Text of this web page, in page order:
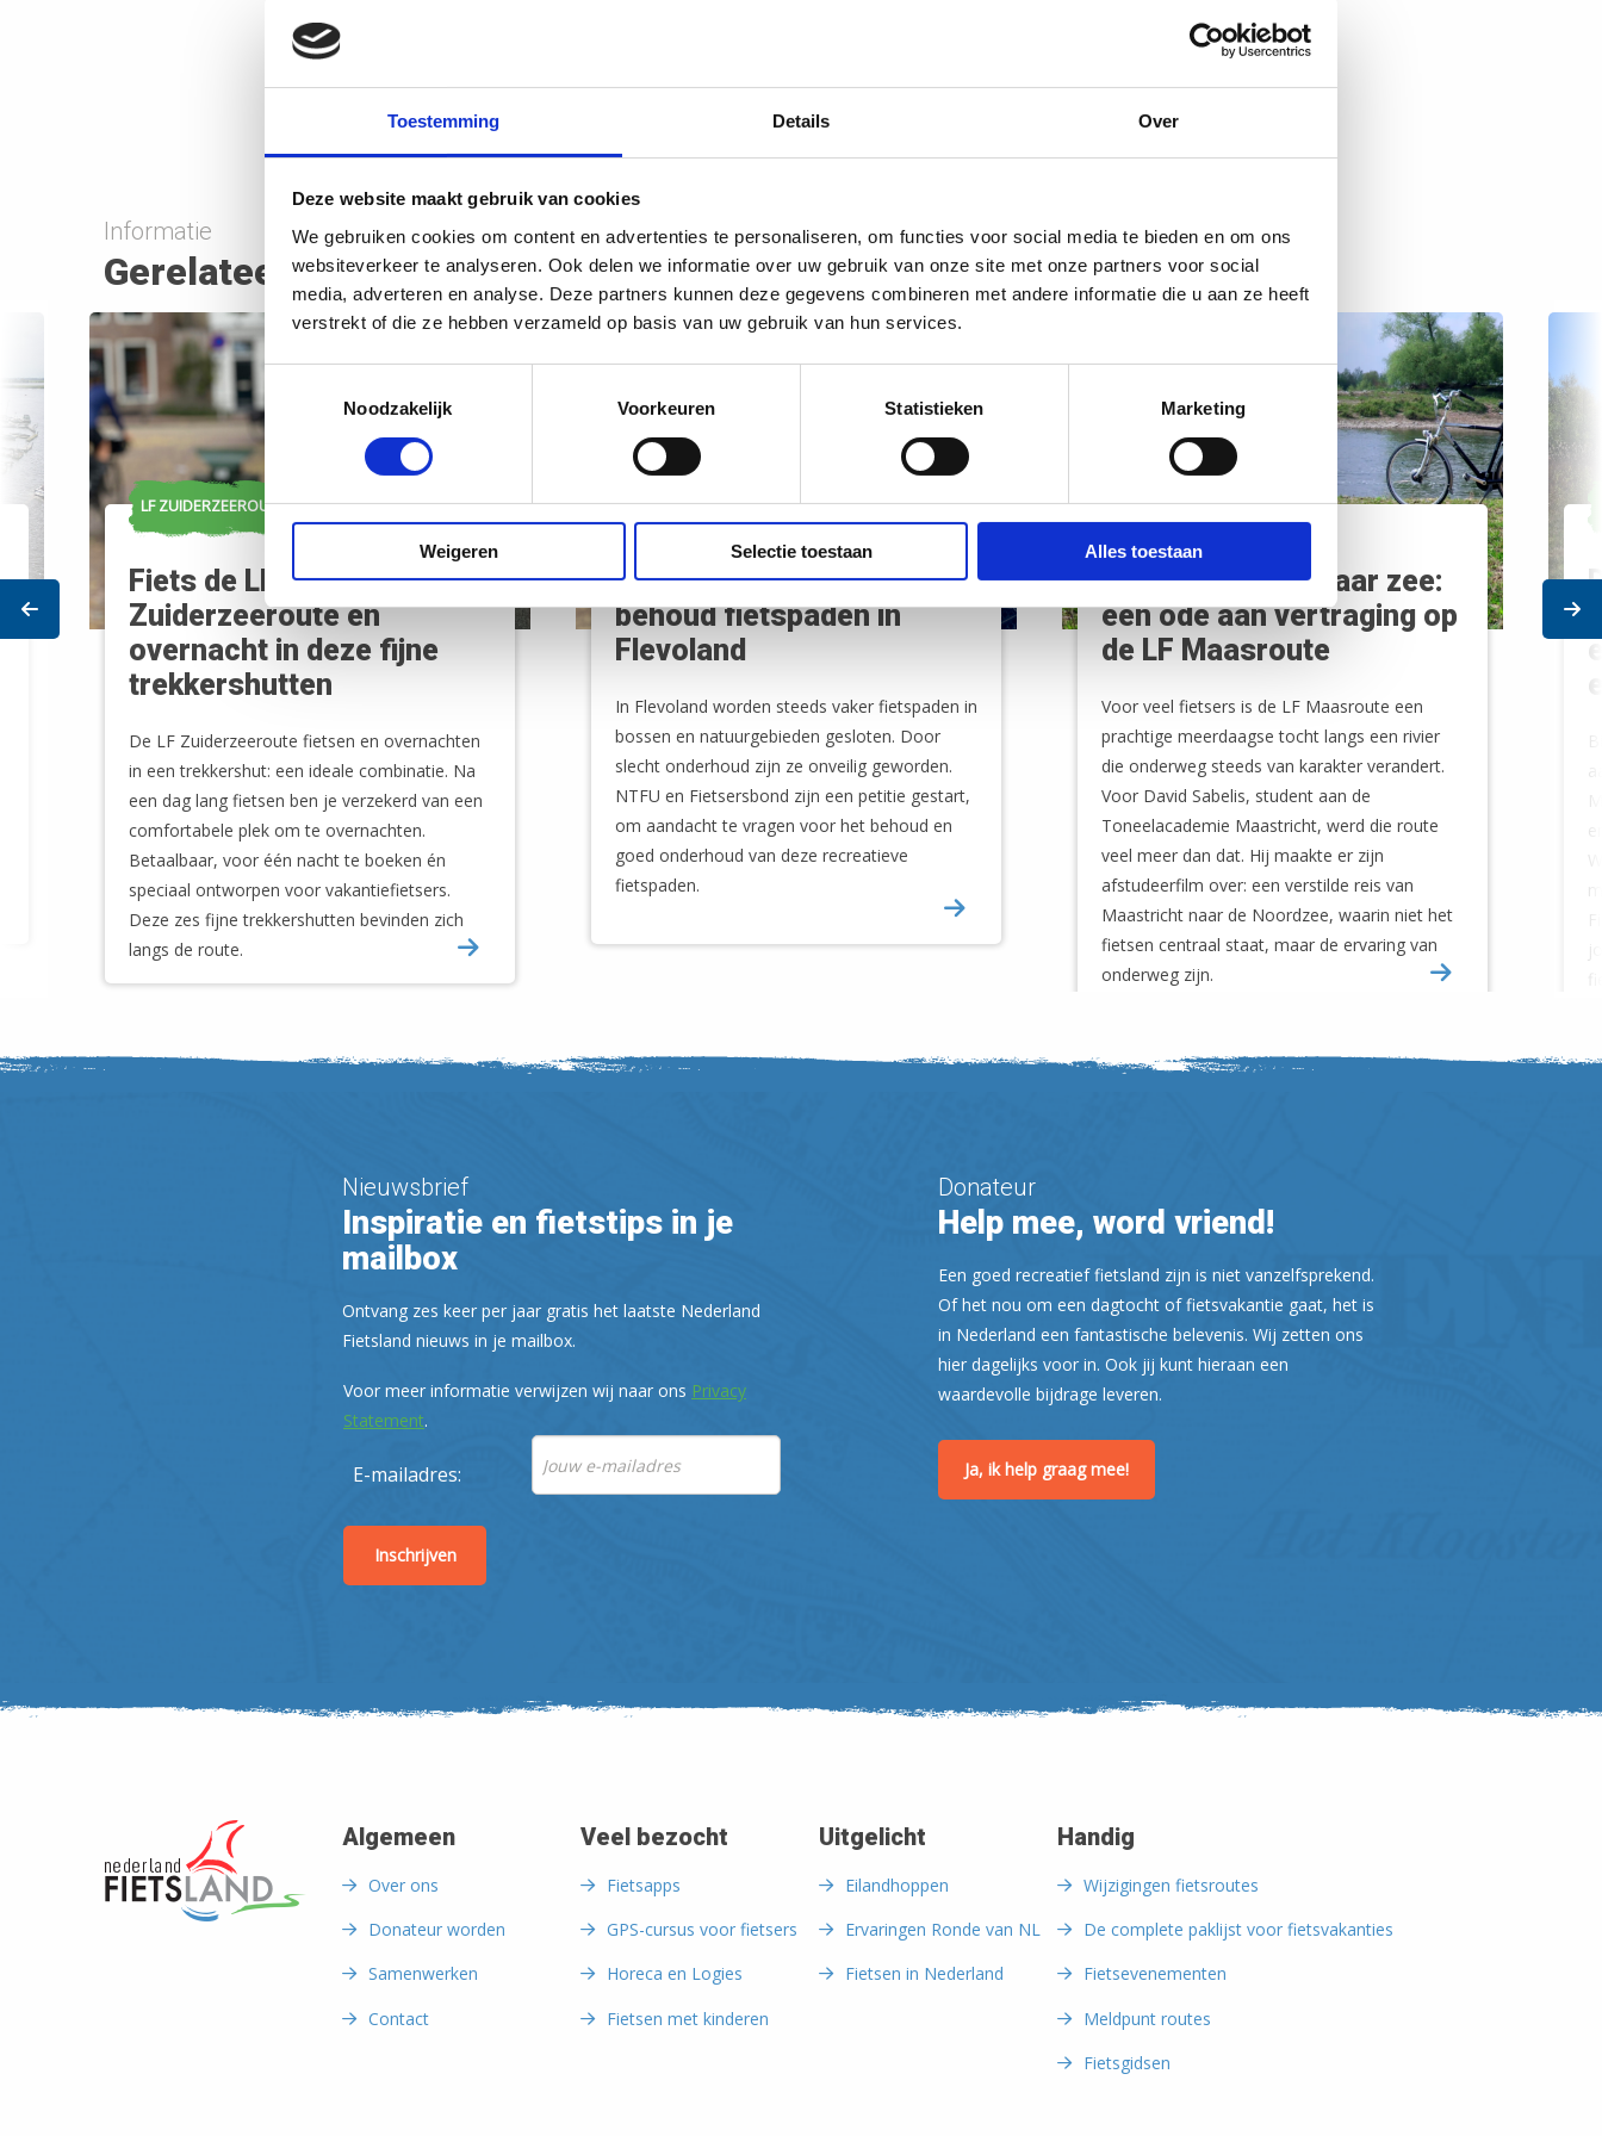
Toestemming Details Over
Deze website maakt gebruik van cookies
We gebruiken cookies om content en advertenties te personaliseren, om functies voor social media te bieden en om ons
websiteverkeer te analyseren. Ook delen we informatie over uw gebruik van onze site met onze partners voor social
media, adverteren en analyse. Deze partners kunnen deze gegevens combineren met andere informatie die u aan ze heeft
verstrekt of die ze hebben verzameld op basis van uw gebruik van hun services.
Noodzakelijk
Voorkeuren Statistieken Marketing
Weigeren Selectie toestaan Alles toestaan
Informatie
Gerelateerde artikelen
Prev
LF ZUIDERZEEROUTE
Fiets de LF
Zuiderzeeroute en
overnacht in deze fijne
trekkershutten
De LF Zuiderzeeroute fietsen en overnachten
in een trekkershut: een ideale combinatie. Na
een dag lang fietsen ben je verzekerd van een
comfortabele plek om te overnachten.
Betaalbaar, voor één nacht te boeken én
speciaal ontworpen voor vakantiefietsers.
Deze zes fijne trekkershutten bevinden zich
langs de route.
NIEUWS
Teken de petitie voor
behoud fietspaden in
Flevoland
In Flevoland worden steeds vaker fietspaden in
bossen en natuurgebieden gesloten. Door
slecht onderhoud zijn ze onveilig geworden.
NTFU en Fietsersbond zijn een petitie gestart,
om aandacht te vragen voor het behoud en
goed onderhoud van deze recreatieve
fietspaden.
ERVARING
Van Maastricht naar zee:
een ode aan vertraging op
de LF Maasroute
Voor veel fietsers is de LF Maasroute een
prachtige meerdaagse tocht langs een rivier
die onderweg steeds van karakter verandert.
Voor David Sabelis, student aan de
Toneelacademie Maastricht, werd die route
veel meer dan dat. Hij maakte er zijn
afstudeerfilm over: een verstilde reis van
Maastricht naar de Noordzee, waarin niet het
fietsen centraal staat, maar de ervaring van
onderweg zijn.
Nieuwsbrief
Inspiratie en fietstips in je
mailbox
Ontvang zes keer per jaar gratis het laatste Nederland
Fietsland nieuws in je mailbox.
Voor meer informatie verwijzen wij naar ons Privacy
Statement.
E-mailadres:
Donateur
Help mee, word vriend!
Een goed recreatief fietsland zijn is niet vanzelfsprekend.
Of het nou om een dagtocht of fietsvakantie gaat, het is
in Nederland een fantastische belevenis. Wij zetten ons
hier dagelijks voor in. Ook jij kunt hieraan een
waardevolle bijdrage leveren.
Ja, ik help graag mee!
Algemeen
Over ons
Donateur worden
Samenwerken
Contact
Veel bezocht
Fietsapps
GPS-cursus voor fietsers
Horeca en Logies
Fietsen met kinderen
Uitgelicht
Eilandhoppen
Ervaringen Ronde van NL
Fietsen in Nederland
Handig
Wijzigingen fietsroutes
De complete paklijst voor fietsvakanties
Fietsevenementen
Meldpunt routes
Fietsgidsen